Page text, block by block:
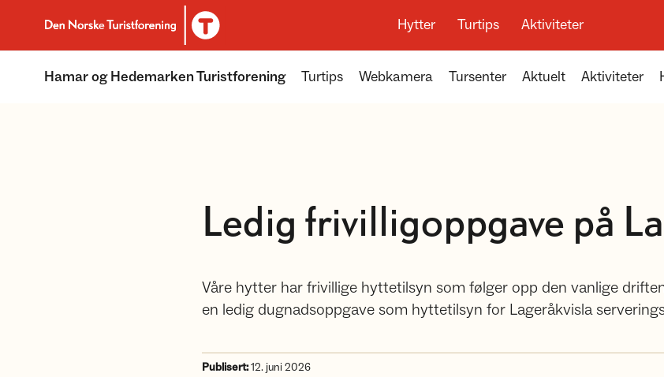
Til DNT.no forside
Hytter Turtips Aktiviteter
Hamar og Hedemarken Turistforening Turtips Webkamera Tursenter Aktuelt Aktiviteter
Ledig frivilligoppgave på
Våre hytter har frivillige hyttetilsyn som følger opp den vanlige
en ledig dugnadsoppgave som hyttetilsyn for Lageråkvisla
Publisert:12. juni 2026